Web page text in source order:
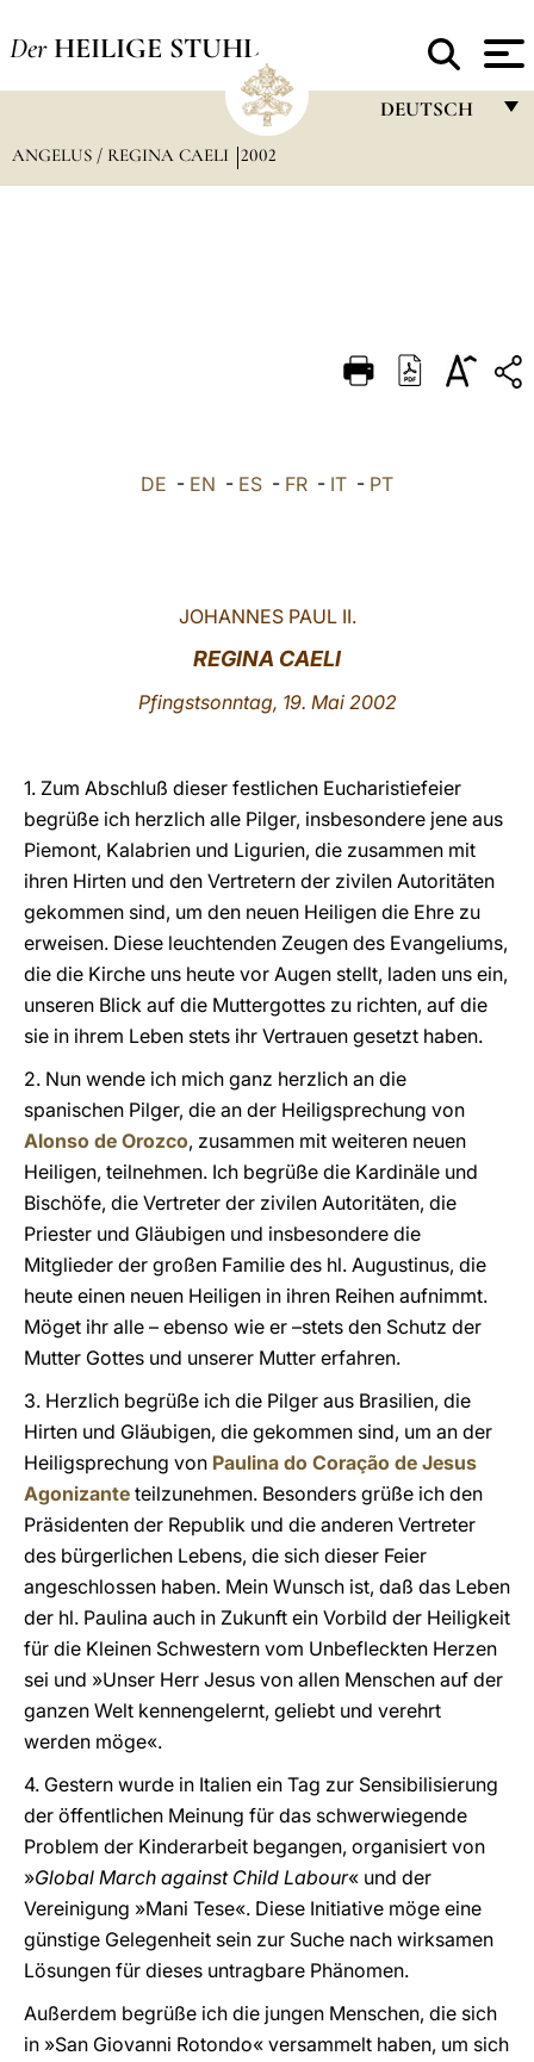
Der HEILIGE STUHL
DEUTSCH
DEUTSCH
العربيّة
ANGELUS / REGINA CAELI 2002
DE - EN - ES - FR - IT - PT
JOHANNES PAUL II.
REGINA CAELI
Pfingstsonntag, 19. Mai 2002
1. Zum Abschluß dieser festlichen Eucharistiefeier
begrüße ich herzlich alle Pilger, insbesondere jene aus
Piemont, Kalabrien und Ligurien, die zusammen mit
ihren Hirten und den Vertretern der zivilen Autoritäten
gekommen sind, um den neuen Heiligen die Ehre zu
erweisen. Diese leuchtenden Zeugen des Evangeliums,
die die Kirche uns heute vor Augen stellt, laden uns ein,
unseren Blick auf die Muttergottes zu richten, auf die
sie in ihrem Leben stets ihr Vertrauen gesetzt haben.
2. Nun wende ich mich ganz herzlich an die
spanischen Pilger, die an der Heiligsprechung von
Alonso de Orozco, zusammen mit weiteren neuen
Heiligen, teilnehmen. Ich begrüße die Kardinäle und
Bischöfe, die Vertreter der zivilen Autoritäten, die
Priester und Gläubigen und insbesondere die
Mitglieder der großen Familie des hl. Augustinus, die
heute einen neuen Heiligen in ihren Reihen aufnimmt.
Möget ihr alle – ebenso wie er –stets den Schutz der
Mutter Gottes und unserer Mutter erfahren.
3. Herzlich begrüße ich die Pilger aus Brasilien, die
Hirten und Gläubigen, die gekommen sind, um an der
Heiligsprechung von Paulina do Coração de Jesus
Agonizante teilzunehmen. Besonders grüße ich den
Präsidenten der Republik und die anderen Vertreter
des bürgerlichen Lebens, die sich dieser Feier
angeschlossen haben. Mein Wunsch ist, daß das Leben
der hl. Paulina auch in Zukunft ein Vorbild der Heiligkeit
für die Kleinen Schwestern vom Unbefleckten Herzen
sei und »Unser Herr Jesus von allen Menschen auf der
ganzen Welt kennengelernt, geliebt und verehrt
werden möge«.
4. Gestern wurde in Italien ein Tag zur Sensibilisierung
der öffentlichen Meinung für das schwerwiegende
Problem der Kinderarbeit begangen, organisiert von
»Global March against Child Labour« und der
Vereinigung »Mani Tese«. Diese Initiative möge eine
günstige Gelegenheit sein zur Suche nach wirksamen
Lösungen für dieses untragbare Phänomen.
Außerdem begrüße ich die jungen Menschen, die sich
in »San Giovanni Rotondo« versammelt haben, um sich